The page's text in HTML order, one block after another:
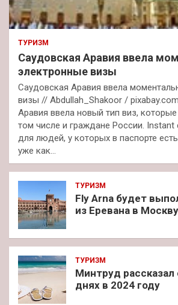
ТУРИЗМ
Саудовская Аравия ввела
электронные визы
Саудовская Аравия ввела
визы // Abdullah_Shakoor /
Аравия ввела новый тип виз, которые
том числе и граждане России. Instant
для людей, у которых в паспорте
уже как…
ТУРИЗМ
Fly Arna будет
из Еревана в Москву
ТУРИЗМ
Минтруд
днях в 2024 году